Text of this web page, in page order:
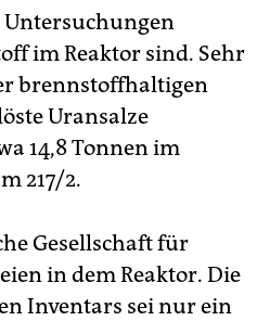
im Reaktor sind. Sehr
brennstoffhaltigen
Uransalze
14,8 Tonnen im
217/2.
Gesellschaft für
in dem Reaktor. Die
Inventars sei nur ein